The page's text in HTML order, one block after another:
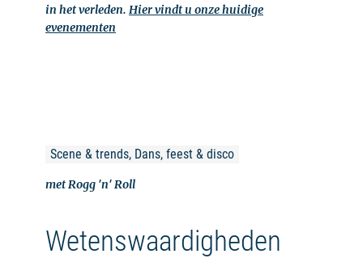
in het verleden. Hier vindt u onze huidige
evenementen
Scene & trends, Dans, feest & disco
met Rogg 'n' Roll
Wetenswaardigheden